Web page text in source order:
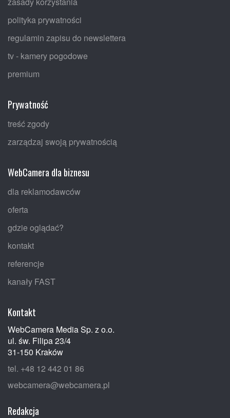
polityka prywatności
regulamin zapisu do newslettera
tv - kamery pogodowe
premium
Prywatność
treść zgody
zarządzaj swoją prywatnością
WebCamera dla biznesu
dla reklamodawców
oferta
gdzie oglądać?
kontakt
referencje
kanały FAST
Kontakt
WebCamera Media Sp. z o.o.
ul. św. Filipa 23/4
31-150 Kraków
tel. +48 12 442 01 86
webcamera@webcamera.pl
Redakcja